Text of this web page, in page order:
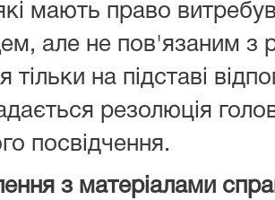
мають право
але не пов'язаним з
тільки на підставі
резолюція
посвідчення.
з матеріалами